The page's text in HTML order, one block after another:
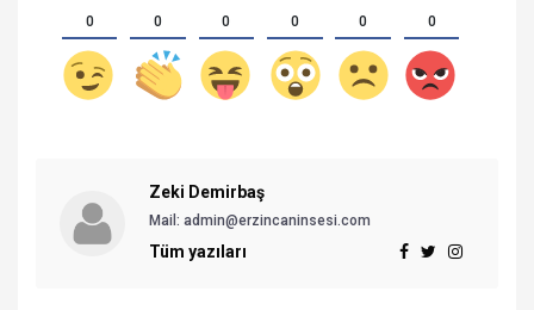
0 0 0 0 0 0
Zeki Demirbaş
Mail: admin@erzincaninsesi.com
Tüm yazıları